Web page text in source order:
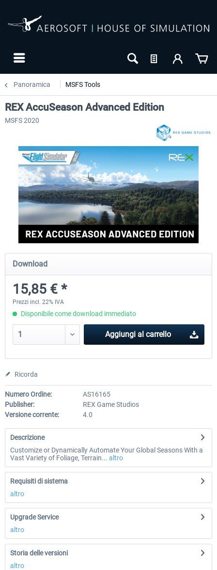
Panoramica MSFS Tools
rkApps - FSRealistic Pro MSFS
34,16 € *
Aerosoft Tool Simple
REX AccuSeason Advanced Edition
MSFS 2020
Download
15,85 € *
Prezzi incl. 22% IVA
Disponibile come download immediato
Aggiungi al carrello
Ricorda
Numero Ordine:
AS16165
Publisher:
REX Game Studios
Versione corrente:
4.0
Descrizione
Customize or Dynamically Automate Your Global Seasons With a
Vast Variety of Foliage, Terrain... altro
Requisiti di sistema
altro
Upgrade Service
altro
Storia delle versioni
altro